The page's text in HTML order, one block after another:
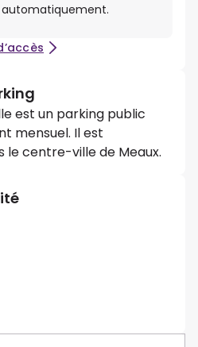
automatiquement.
est un parking public
mensuel. Il est
le centre-ville de Meaux.